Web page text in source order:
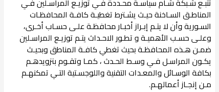
المناطـق السـاخنة حيـث يشـترط تغطيـة كافـة المحافظـات
السـورية وأن لا يتـم إبـراز أخبـار محافظـة علـى حسـاب أخـرى،
وعلـى حسـب الأهميـة و تطـور الاحـداث يتـم توزيـع المراسـلين
ضمـن هـذه المحافظـة بحيث تغطي كافـة المناطق وبحيـث
يكـون المراسـل فـي وسـط الحـدث ، كمـا وتقـوم بتزويدهـم
بكافة الوسـائل والمعـدات التقنية واللوجسـتية التـي تمكنهـم
مـن إنجـاز أعمالهـم.